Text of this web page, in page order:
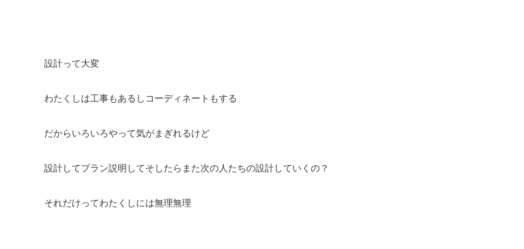
設計って大変
わたくしは工事もあるしコーディネートもする
だからいろいろやって気がまぎれるけど
設計してプラン説明してそしたらまた次の人たちの設計していくの？
それだけってわたくしには無理無理